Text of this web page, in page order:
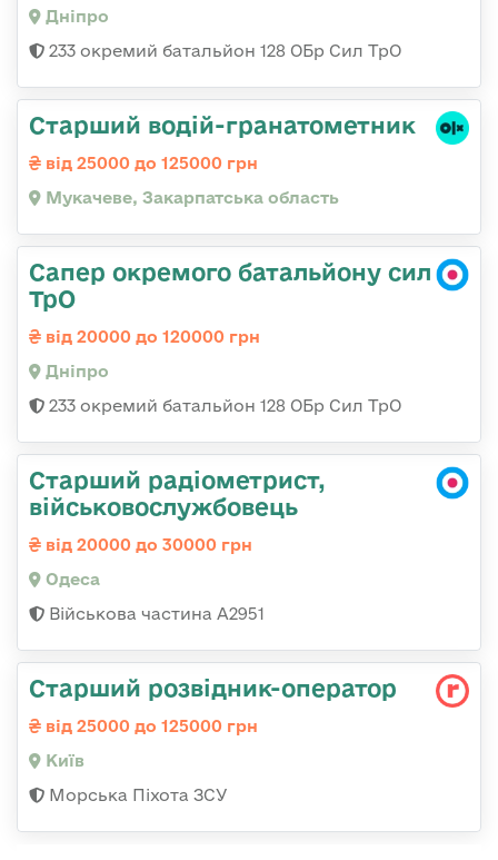
Дніпро
233 окремий батальйон 128 ОБр Сил ТрО
Старший водій-гранатометник
від 25000 до 125000 грн
Мукачеве, Закарпатська область
Сапер окремого батальйону сил
ТрО
від 20000 до 120000 грн
Дніпро
233 окремий батальйон 128 ОБр Сил ТрО
Старший радіометрист,
військовослужбовець
від 20000 до 30000 грн
Одеса
Військова частина А2951
Стаpший pозвідник-опеpатоp
від 25000 до 125000 грн
Київ
Морська Піхота ЗСУ